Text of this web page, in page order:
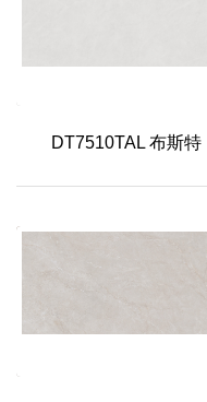
DT7510TAL 布斯特